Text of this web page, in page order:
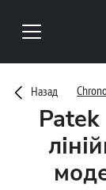
Назад